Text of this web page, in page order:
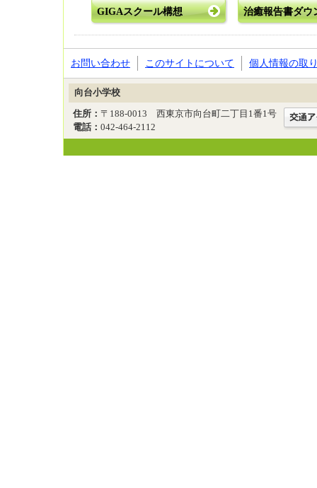
GIGAスクール構想 治癒報告書ダウ
お問い合わせ このサイトについて 個人情報の取
向台小学校
住所： 〒188-0013 西東京市向台町二丁目1番1号
電話： 042-464-2112